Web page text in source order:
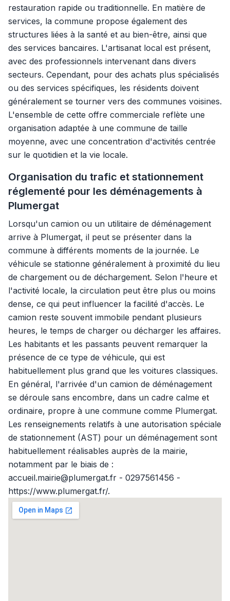
restauration rapide ou traditionnelle. En matière de
services, la commune propose également des
structures liées à la santé et au bien-être, ainsi que
des services bancaires. L'artisanat local est présent,
avec des professionnels intervenant dans divers
secteurs. Cependant, pour des achats plus spécialisés
ou des services spécifiques, les résidents doivent
généralement se tourner vers des communes voisines.
L'ensemble de cette offre commerciale reflète une
organisation adaptée à une commune de taille
moyenne, avec une concentration d'activités centrée
sur le quotidien et la vie locale.
Organisation du trafic et stationnement
réglementé pour les déménagements à
Plumergat
Lorsqu'un camion ou un utilitaire de déménagement
arrive à Plumergat, il peut se présenter dans la
commune à différents moments de la journée. Le
véhicule se stationne généralement à proximité du lieu
de chargement ou de déchargement. Selon l'heure et
l'activité locale, la circulation peut être plus ou moins
dense, ce qui peut influencer la facilité d'accès. Le
camion reste souvent immobile pendant plusieurs
heures, le temps de charger ou décharger les affaires.
Les habitants et les passants peuvent remarquer la
présence de ce type de véhicule, qui est
habituellement plus grand que les voitures classiques.
En général, l'arrivée d'un camion de déménagement
se déroule sans encombre, dans un cadre calme et
ordinaire, propre à une commune comme Plumergat.
Les renseignements relatifs à une autorisation spéciale
de stationnement (AST) pour un déménagement sont
habituellement réalisables auprès de la mairie,
notamment par le biais de :
accueil.mairie@plumergat.fr - 0297561456 -
https://www.plumergat.fr/.